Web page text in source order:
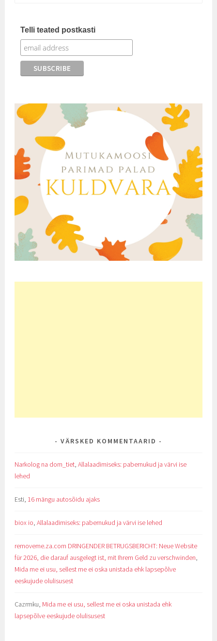
Telli teated postkasti
VÄRSKED KOMMENTAARID
Narkolog na dom_tiet,Allalaadimiseks: pabernukud ja värvi ise
lehed
Esti, 16 mängu autosõidu ajaks
biox io,Allalaadimiseks: pabernukud ja värvi ise lehed
removeme.za.com DRINGENDER BETRUGSBERICHT: Neue Website
für 2026, die darauf ausgelegt ist, mit Ihrem Geld zu verschwinden,
Mida me ei usu, sellest me ei oska unistada ehk lapsepõlve
eeskujude olulisusest
Cazrmku, Mida me ei usu, sellest me ei oska unistada ehk
lapsepõlve eeskujude olulisusest